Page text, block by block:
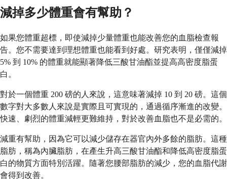
減掉多少體重會有幫助？
如果您體重超標，即使減掉少量體重也能改善您的血脂檢查報
告。您不需要達到理想體重也能看到好處。研究表明，僅僅減掉
5% 到 10% 的體重就能顯著降低三酸甘油酯並提高高密度脂蛋
白。
對於一個體重 200 磅的人來說，這意味著減掉 10 到 20 磅。這個
數字對大多數人來說是實際且可實現的，通過循序漸進的改變。
快速、劇烈的體重減輕更難維持，對於改善血脂也不是必需的。
減重有幫助，因為它可以減少儲存在器官內外多餘的脂肪。這種
脂肪，稱為內臟脂肪，在產生升高三酸甘油酯和降低高密度脂蛋
白的物質方面特別活躍。隨著您腰部脂肪的減少，您的血脂代謝
會得到改善。